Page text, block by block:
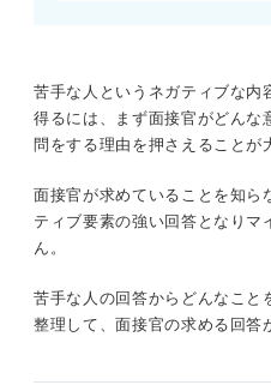
ネガティブ
非難が混ざ
面接で苦手な人を
回答で突破しよう
苦手な人というネガティブな内
得るには、まず面接官がどんな
問をする理由を押さえることが
面接官が求めていることを知ら
ティブ要素の強い回答となりマ
ん。
苦手な人の回答からどんなこと
整理して、面接官の求める回答
①協調性のない人
②時間にルーズな人
③挨拶ができない人
⑤無気力な人